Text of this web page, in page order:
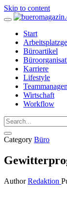
Skip to content
Start
Büroartikel
Karriere
Lifestyle
Wirtschaft
Workflow
Category Büro
Author Redaktion